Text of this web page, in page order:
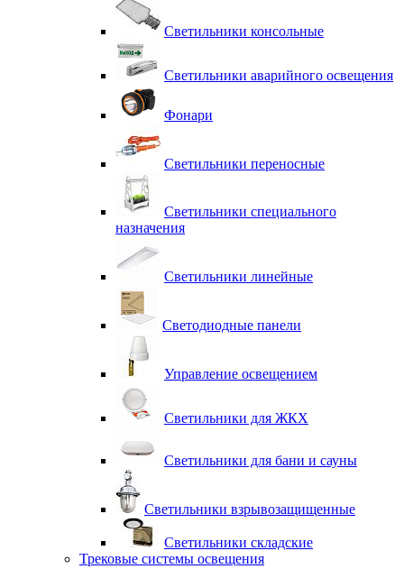
Светильники консольные
Светильники аварийного освещения
Фонари
Светильники переносные
Светильники специального
назначения
Светильники линейные
Светодиодные панели
Управление освещением
Светильники для ЖКХ
Светильники для бани и сауны
Светильники взрывозащищенные
Светильники складские
Трековые системы освещения